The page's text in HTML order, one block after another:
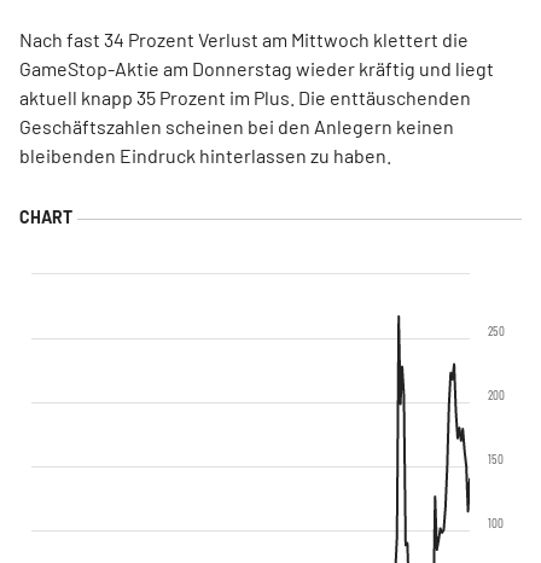
Nach fast 34 Prozent Verlust am Mittwoch klettert die
GameStop-Aktie am Donnerstag wieder kräftig und liegt
aktuell knapp 35 Prozent im Plus. Die enttäuschenden
Geschäftszahlen scheinen bei den Anlegern keinen
bleibenden Eindruck hinterlassen zu haben.
100
150
200
250